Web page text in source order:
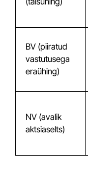
BV (piiratud
vastutusega
eraühing)
NV (avalik
aktsiaselts)